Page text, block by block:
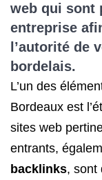
web qui sont
entreprise
l’autorité de
bordelais.
L’un des
Bordeaux est
sites web
entrants,
backlinks, sont